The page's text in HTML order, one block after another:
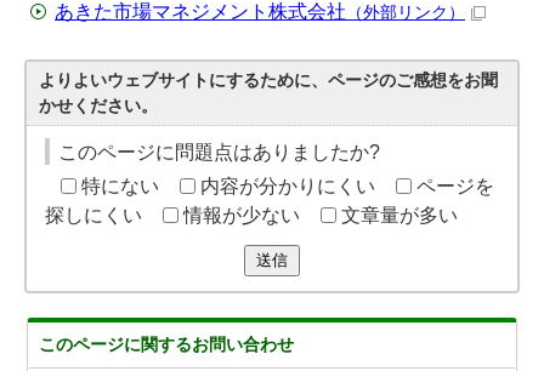
あきた市場マネジメント株式会社 （外部リンク）
よりよいウェブサイトにするために、ページのご感想をお聞
かせください。
このページに問題点はありましたか?
特にない
内容が分かりにくい
ページを
探しにくい
情報が少ない 文章量が多い
送信
このページに関するお問い合わせ